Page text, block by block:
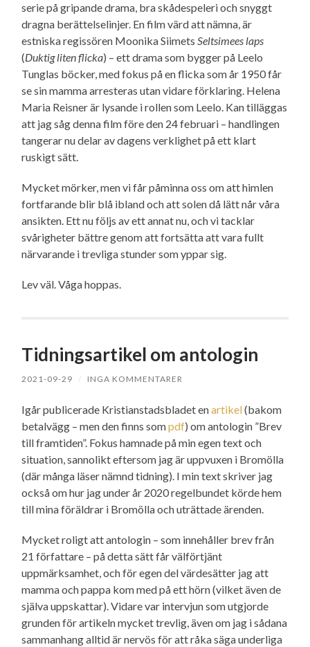
serie på gripande drama, bra skådespeleri och snyggt
dragna berättelse­linjer. En film värd att nämna, är
estniska regissören Moonika SiimetsSeltsimees laps
(Duktig liten flicka) – ett drama som bygger på Leelo
Tunglas böcker, med fokus på en flicka som år 1950 får
se sin mamma arresteras utan vidare förklaring. Helena
Maria Reisner är lysande i rollen som Leelo. Kan tilläggas
att jag såg denna film före den 24 februari – handlingen
tangerar nu delar av dagens verklighet på ett klart
ruskigt sätt.
Mycket mörker, men vi får påminna oss om att himlen
fortfarande blir blå ibland och att solen då lätt når våra
ansikten. Ett nu följs av ett annat nu, och vi tacklar
svårigheter bättre genom att fortsätta att vara fullt
närvarande i trevliga stunder som yppar sig.
Lev väl. Våga hoppas.
Tidningsartikel om antologin
2021-09-29 / INGA KOMMENTARER
Igår publicerade Kristianstadsbladet enartikel(bakom
betalvägg – men den finns sompdf) om antologin ”Brev
till framtiden”. Fokus hamnade på min egen text och
situation, sannolikt eftersom jag är uppvuxen i Bromölla
(där många läser nämnd tidning). I min text skriver jag
också om hur jag under år 2020 regelbundet körde hem
till mina föräldrar i Bromölla och uträttade ärenden.
Mycket roligt att antologin – som innehåller brev från
21 författare – på detta sätt får välförtjänt
uppmärksamhet, och för egen del värdesätter jag att
mamma och pappa kom med på ett hörn (vilket även de
själva uppskattar). Vidare var intervjun som utgjorde
grunden för artikeln mycket trevlig, även om jag i sådana
sammanhang alltid är nervös för att råka säga underliga